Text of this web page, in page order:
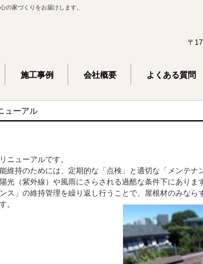
の家づくりをお届けします。
〒
施工事例 会社概要 よくある質問
ューアル
ニューアルです。
維持のためには、定期的な「点検」と適切な「メンテナ
光（紫外線）や風雨にさらされる過酷な条件下にありま
ンス」の維持管理を繰り返し行うことで、屋根材のみなら
。